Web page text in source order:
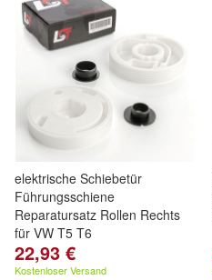
elektrische Schiebetür
Führungsschiene
Reparatursatz Rollen Rechts
für VW T5 T6
22,93 €
Kostenloser Versand